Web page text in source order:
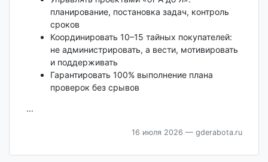
планирование, постановка задач, контроль
сроков
Координировать 10–15 тайных покупателей:
не администрировать, а вести, мотивировать
и поддерживать
Гарантировать 100% выполнение плана
проверок без срывов
...
16 июля 2026 — gderabota.ru